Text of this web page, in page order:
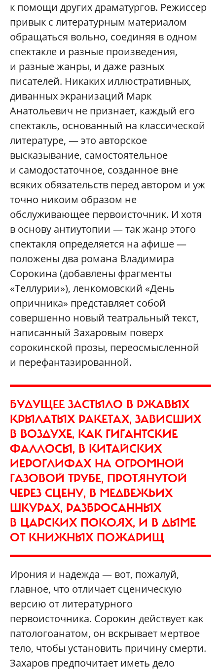
к помощи других драматургов. Режиссер
привык с литературным материалом
обращаться вольно, соединяя в одном
спектакле и разные произведения,
и разные жанры, и даже разных
писателей. Никаких иллюстративных,
диванных экранизаций Марк
Анатольевич не признает, каждый его
спектакль, основанный на классической
литературе, — это авторское
высказывание, самостоятельное
и самодостаточное, созданное вне
всяких обязательств перед автором и уж
точно никоим образом не
обслуживающее первоисточник. И хотя
в основу антиутопии — так жанр этого
спектакля определяется на афише —
положены два романа Владимира
Сорокина (добавлены фрагменты
«Теллурии»), ленкомовский «День
опричника» представляет собой
совершенно новый театральный текст,
написанный Захаровым поверх
сорокинской прозы, переосмысленной
и перефантазированной.
БУДУЩЕЕ ЗАСТЫЛО В РЖАВЫХ
КРЫЛАТЫХ РАКЕТАХ, ЗАВИСШИХ
В ВОЗДУХЕ, КАК ГИГАНТСКИЕ
ФАЛЛОСЫ, В КИТАЙСКИХ
ИЕРОГЛИФАХ НА ОГРОМНОЙ
ГАЗОВОЙ ТРУБЕ, ПРОТЯНУТОЙ
ЧЕРЕЗ СЦЕНУ, В МЕДВЕЖЬИХ
ШКУРАХ, РАЗБРОСАННЫХ
В ЦАРСКИХ ПОКОЯХ, И В ДЫМЕ
ОТ КНИЖНЫХ ПОЖАРИЩ
Ирония и надежда — вот, пожалуй,
главное, что отличает сценическую
версию от литературного
первоисточника. Сорокин действует как
патологоанатом, он вскрывает мертвое
тело, чтобы установить причину смерти.
Захаров предпочитает иметь дело